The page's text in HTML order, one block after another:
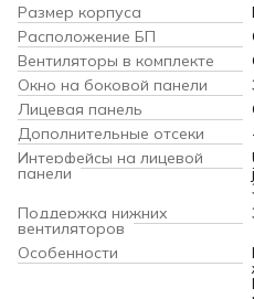
Размер корпуса
Расположение БП
Вентиляторы в комплекте
Окно на боковой панели
Лицевая панель
Дополнительные отсеки
Интерфейсы на лицевой
панели
Поддержка нижних
вентиляторов
Особенности